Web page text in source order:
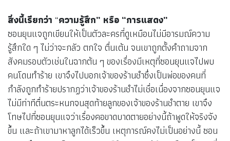
สิ่งนี้เรียกว่า “ความรู้สึก” หรือ “การแสดง”
ซอนยุนแจถูกเขียนให้เป็นตัวละครที่ดูเหมือนไม่มีอารมณ์ความ
รู้สึกใด ๆ ไม่ว่าจะกลัว ตกใจ ตื่นเต้น จนเขาถูกตั้งคำถามจาก
สังคมรอบตัวเช่นในฉากต้น ๆ ของเรื่องมีเหตุที่ซอนยุนแจไปพบ
คนโดนทำร้าย เขาจึงไปบอกเจ้าของร้านชำซึ่งเป็นพ่อของคนที่
กำลังถูกทำร้ายปรากฏว่าเจ้าของร้านชำไม่เชื่อเนื่องจากซอนยุนแจ
ไม่มีท่าทีตื่นตระหนกจนสุดท้ายลูกของเจ้าของร้านชำตาย เขาจึง
โทษไปที่ซอนยุนแจว่าเรื่องคอขาดบาดตายอย่างนี้ถ้าพูดให้จริงจัง
ขึ้น และถ้าเขามาหาลูกได้เร็วขึ้น เหตุการณ์คงไม่เป็นอย่างนี้ ซอน